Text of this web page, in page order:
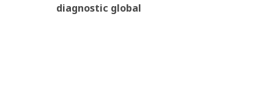
diagnostic global